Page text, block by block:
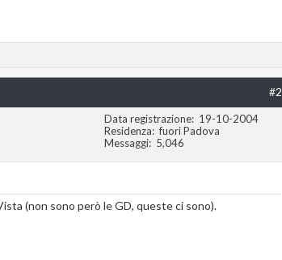
#2
Data registrazione
19-10-2004
Residenza
fuori Padova
Messaggi
5,046
(non sono però le GD, queste ci sono).